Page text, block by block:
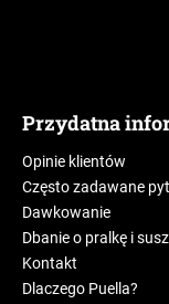
Przydatna
Opinie klientów
Często zadawane
Dawkowanie
Dbanie o pralkę i
Kontakt
Dlaczego Puella?